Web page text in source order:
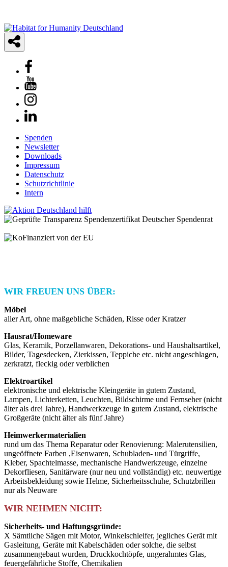
Spenden
Newsletter
Downloads
Impressum
Datenschutz
Schutzrichtlinie
Intern
WIR FREUEN UNS ÜBER:
Möbel
aller Art, ohne maßgebliche Schäden, Risse oder Kratzer
Hausrat/Homeware
Glas, Keramik, Porzellanwaren, Dekorations- und Haushaltsartikel,
Bilder, Tagesdecken, Zierkissen, Teppiche etc. nicht angeschlagen,
zerkratzt, fleckig oder verblichen
Elektroartikel
elektronische und elektrische Kleingeräte in gutem Zustand,
Lampen, Lichterketten, Leuchten, Bildschirme und Fernseher (nicht
älter als drei Jahre), Handwerkzeuge in gutem Zustand, elektrische
Großgeräte (nicht älter als fünf Jahre)
Heimwerkermaterialien
rund um das Thema Reparatur oder Renovierung: Malerutensilien,
ungeöffnete Farben ,Eisenwaren, Schubladen- und Türgriffe,
Kleber, Spachtelmasse, mechanische Handwerkzeuge, einzelne
Dekorfliesen, Sanitärware (nur neu und vollständig) etc. neuwertige
Arbeitsbekleidung sowie Helme, Sicherheitsschuhe, Schutzbrillen
nur als Neuware
WIR NEHMEN NICHT:
Sicherheits- und Haftungsgründe:
X Sämtliche Sägen mit Motor, Winkelschleifer, jegliches Gerät mit
Gasleitung, Geräte mit Kabelschäden oder solche, die selbst
zusammengebaut wurden, Druckkochtöpfe, ungerahmtes Glas,
feuergefährliche Stoffe, Chemikalien